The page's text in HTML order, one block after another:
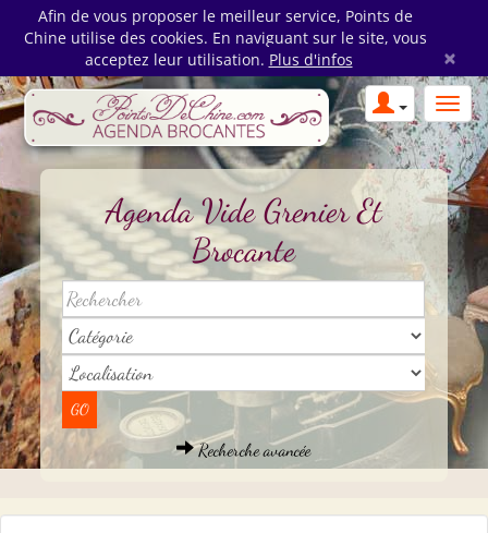
Afin de vous proposer le meilleur service, Points de
Chine utilise des cookies. En naviguant sur le site, vous
acceptez leur utilisation. Plus d'infos ×
Agenda Vide Grenier Et
Brocante
Recherche avancée